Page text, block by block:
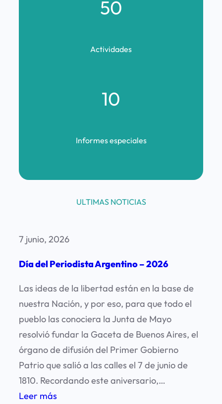
50
Actividades
10
Informes especiales
ULTIMAS NOTICIAS
7 junio, 2026
Día del Periodista Argentino – 2026
Las ideas de la libertad están en la base de
nuestra Nación, y por eso, para que todo el
pueblo las conociera la Junta de Mayo
resolvió fundar la Gaceta de Buenos Aires, el
órgano de difusión del Primer Gobierno
Patrio que salió a las calles el 7 de junio de
1810. Recordando este aniversario,…
Leer más: